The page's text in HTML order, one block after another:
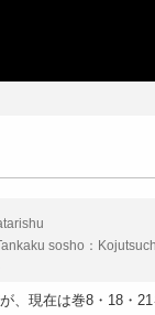
sosho：
、現在は巻8・18・